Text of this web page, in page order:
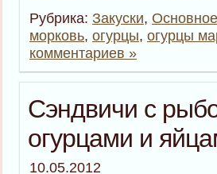
Рубрика: Закуски,
морковь, огурцы, огурцы
комментариев »
Сэндвичи с
огурцами и
10.05.2012